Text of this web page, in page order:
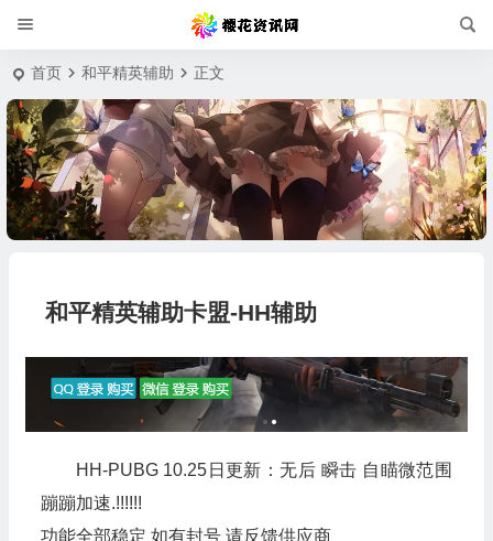
首页 和平精英辅助 正文
和平精英辅助卡盟-HH辅助
HH-PUBG 10.25日更新：无后 瞬击 自瞄微范围
蹦蹦加速.!!!!!!
功能全部稳定 如有封号 请反馈供应商